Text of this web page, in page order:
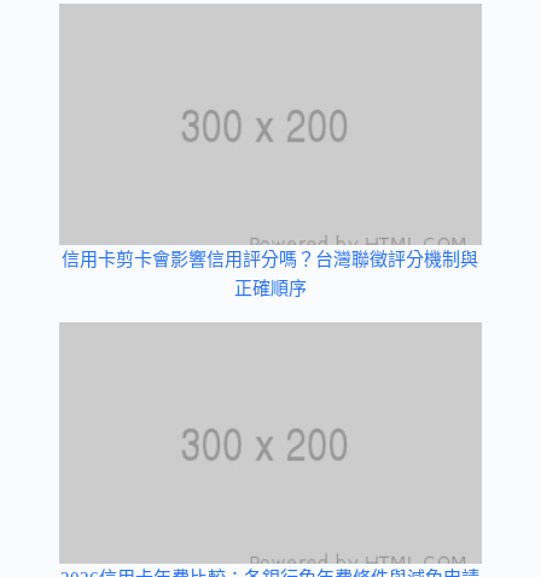
信用卡剪卡會影響信用評分嗎？台灣聯徵評分機制與
正確順序